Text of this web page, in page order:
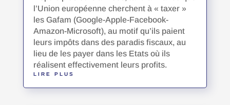
l’Union européenne cherchent à « taxer »
les Gafam (Google-Apple-Facebook-
Amazon-Microsoft), au motif qu’ils paient
leurs impôts dans des paradis fiscaux, au
lieu de les payer dans les Etats où ils
réalisent effectivement leurs profits.
LIRE PLUS